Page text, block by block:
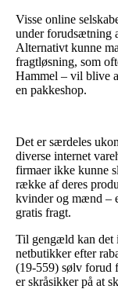
Visse online
under forudsætning
Alternativt kunne
fragtløsning, som
Hammel – vil blive
en pakkeshop.
Det er særdeles
diverse internet
firmaer ikke kunne
række af deres
kvinder og mænd –
gratis fragt.
Til gengæld kan det
netbutikker efter
(19-559) sølv forud
er skråsikker på at